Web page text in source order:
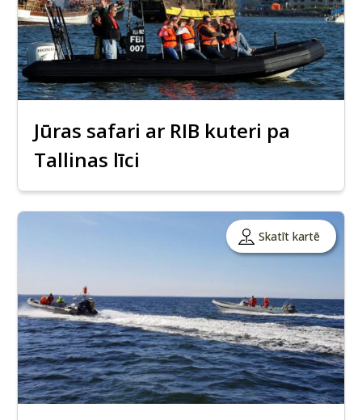
Jūras safari ar RIB kuteri pa
Tallinas līci
Skatīt kartē